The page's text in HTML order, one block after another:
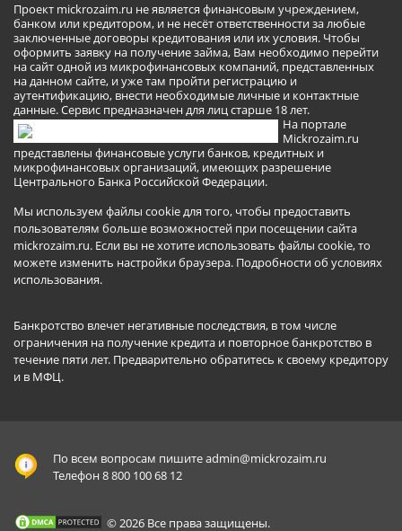
Проект mickrozaim.ru не является финансовым учреждением,
банком или кредитором, и не несёт ответственности за любые
заключенные договоры кредитования или их условия. Чтобы
оформить заявку на получение займа, Вам необходимо перейти
на сайт одной из микрофинансовых компаний, представленных
на данном сайте, и уже там пройти регистрацию и
аутентификацию, внести необходимые личные и контактные
данные. Сервис предназначен для лиц старше 18 лет.
На портале
Mickrozaim.ru
представлены финансовые услуги банков, кредитных и
микрофинансовых организаций, имеющих разрешение
Центрального Банка Российской Федерации.
Мы используем файлы cookie для того, чтобы предоставить
пользователям больше возможностей при посещении сайта
mickrozaim.ru. Если вы не хотите использовать файлы cookie, то
можете изменить настройки браузера. Подробности об условиях
использования.
Банкротство влечет негативные последствия, в том числе
ограничения на получение кредита и повторное банкротство в
течение пяти лет. Предварительно обратитесь к своему кредитору
и в МФЦ.
По всем вопросам пишитеadmin@mickrozaim.ru
Телефон 8 800 100 68 12
© 2026 Все права защищены.